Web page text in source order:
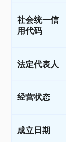
社会统一信
用代码
法定代表人
经营状态
成立日期